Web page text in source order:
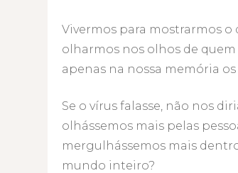
Vivermos para mostrarmos o
olharmos nos olhos de
apenas na nossa memória
Se o vírus falasse, não nos
olhássemos mais pelas
mergulhássemos mais
mundo inteiro?